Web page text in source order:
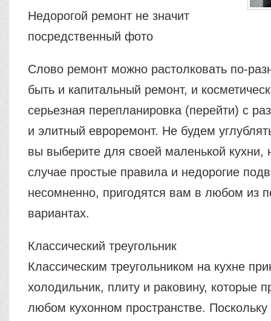
Недорогой ремонт не значит
посредственный фото
Слово ремонт можно растолковать по-
быть и капитальный ремонт, и
серьезная перепланировка (перейти) с
и элитный евроремонт. Не будем
вы выберите для своей маленькой
случае простые правила и недорогие
несомненно, пригодятся вам в любом из
вариантах.
Классический треугольник
Классическим треугольником на кухне
холодильник, плиту и раковину, которые
любом кухонном пространстве.